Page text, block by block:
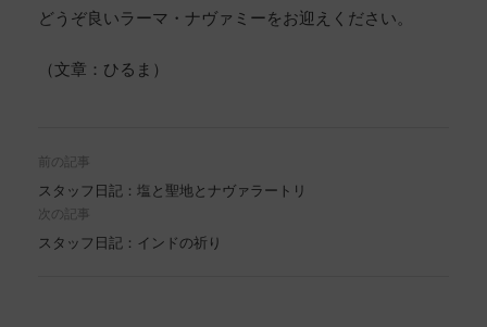
どうぞ良いラーマ・ナヴァミーをお迎えください。
（文章：ひるま）
前の記事
スタッフ日記：塩と聖地とナヴァラートリ
次の記事
スタッフ日記：インドの祈り